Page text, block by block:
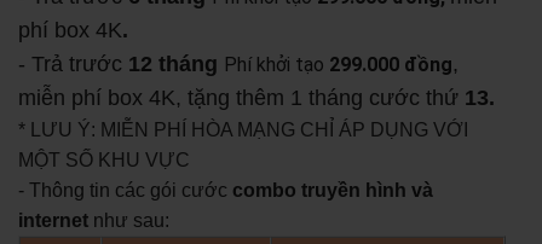
phí box 4K.
- Trả trước 12 tháng Phí khởi tạo 299.000 đồng,
miễn phí box 4K, tặng thêm 1 tháng cước thứ 13.
* LƯU Ý: MIỄN PHÍ HÒA MẠNG CHỈ ÁP DỤNG VỚI
MỘT SỐ KHU VỰC
- Thông tin các gói cước combo truyền hình và
internet như sau: